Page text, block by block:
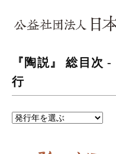
『陶説』 総目次 -
行